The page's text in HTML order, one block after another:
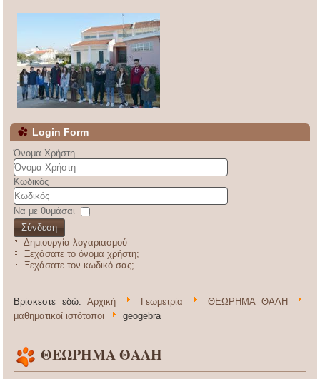
Login Form
Όνομα Χρήστη
Κωδικός
Να με θυμάσαι
Σύνδεση
Δημιουργία λογαριασμού
Ξεχάσατε το όνομα χρήστη;
Ξεχάσατε τον κωδικό σας;
Βρίσκεστε εδώ:Αρχική Γεωμετρία
ΘΕΩΡΗΜΑ ΘΑΛΗ
μαθηματικοί ιστότοποι
geogebra
ΘΕΩΡΗΜΑ ΘΑΛΗ